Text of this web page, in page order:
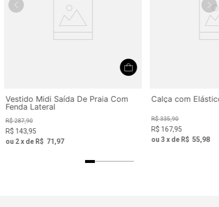
Vestido Midi Saída De Praia Com
Fenda Lateral
R$ 287,90
R$ 143,95
ou 2x de R$ 71,97
Calça com
R$ 335,90
R$ 167,95
ou 3 x de R$ 55,98